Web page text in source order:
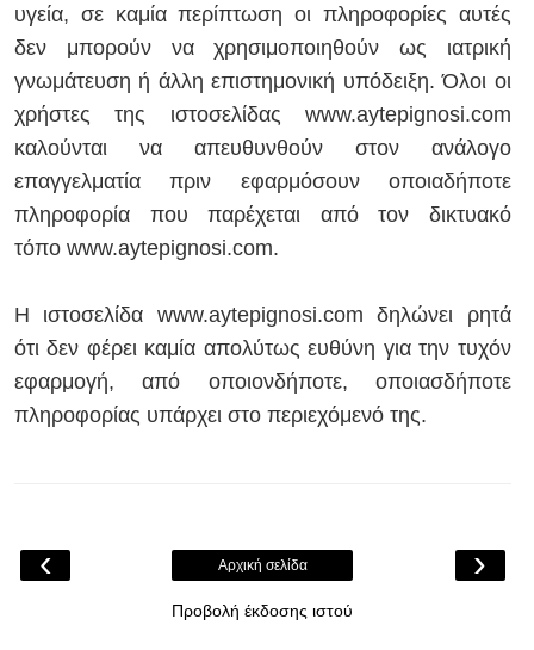
υγεία, σε καμία περίπτωση οι πληροφορίες αυτές
δεν μπορούν να χρησιμοποιηθούν ως ιατρική
γνωμάτευση ή άλλη επιστημονική υπόδειξη. Όλοι οι
χρήστες της ιστοσελίδας www.aytepignosi.com
καλούνται να απευθυνθούν στον ανάλογο
επαγγελματία πριν εφαρμόσουν οποιαδήποτε
πληροφορία που παρέχεται από τον δικτυακό
τόπο www.aytepignosi.com.
Η ιστοσελίδα www.aytepignosi.com δηλώνει ρητά
ότι δεν φέρει καμία απολύτως ευθύνη για την τυχόν
εφαρμογή, από οποιονδήποτε, οποιασδήποτε
πληροφορίας υπάρχει στο περιεχόμενό της.
‹ ›
Αρχική σελίδα
Προβολή έκδοσης ιστού